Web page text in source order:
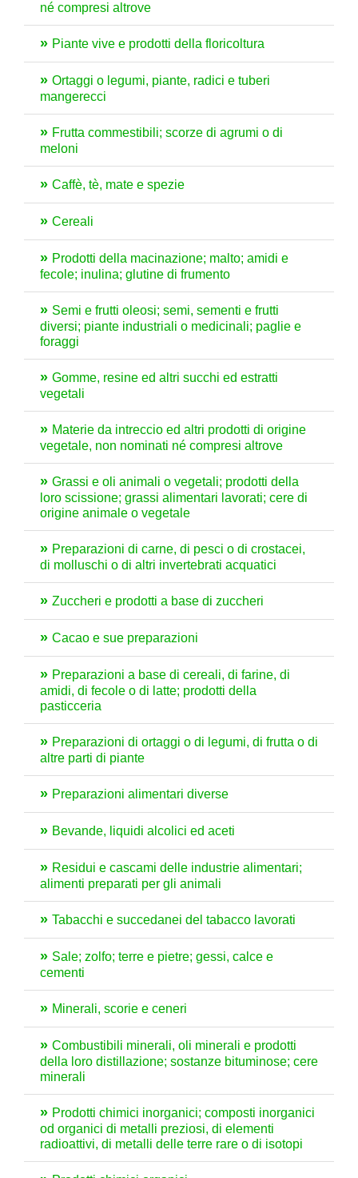
né compresi altrove
Piante vive e prodotti della floricoltura
Ortaggi o legumi, piante, radici e tuberi
mangerecci
Frutta commestibili; scorze di agrumi o di
meloni
Caffè, tè, mate e spezie
Cereali
Prodotti della macinazione; malto; amidi e
fecole; inulina; glutine di frumento
Semi e frutti oleosi; semi, sementi e frutti
diversi; piante industriali o medicinali; paglie e
foraggi
Gomme, resine ed altri succhi ed estratti
vegetali
Materie da intreccio ed altri prodotti di origine
vegetale, non nominati né compresi altrove
Grassi e oli animali o vegetali; prodotti della
loro scissione; grassi alimentari lavorati; cere di
origine animale o vegetale
Preparazioni di carne, di pesci o di crostacei,
di molluschi o di altri invertebrati acquatici
Zuccheri e prodotti a base di zuccheri
Cacao e sue preparazioni
Preparazioni a base di cereali, di farine, di
amidi, di fecole o di latte; prodotti della
pasticceria
Preparazioni di ortaggi o di legumi, di frutta o di
altre parti di piante
Preparazioni alimentari diverse
Bevande, liquidi alcolici ed aceti
Residui e cascami delle industrie alimentari;
alimenti preparati per gli animali
Tabacchi e succedanei del tabacco lavorati
Sale; zolfo; terre e pietre; gessi, calce e
cementi
Minerali, scorie e ceneri
Combustibili minerali, oli minerali e prodotti
della loro distillazione; sostanze bituminose; cere
minerali
Prodotti chimici inorganici; composti inorganici
od organici di metalli preziosi, di elementi
radioattivi, di metalli delle terre rare o di isotopi